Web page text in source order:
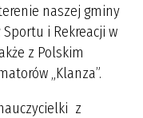
naszej gminy
i Rekreacji w
z Polskim
„Klanza”.
z